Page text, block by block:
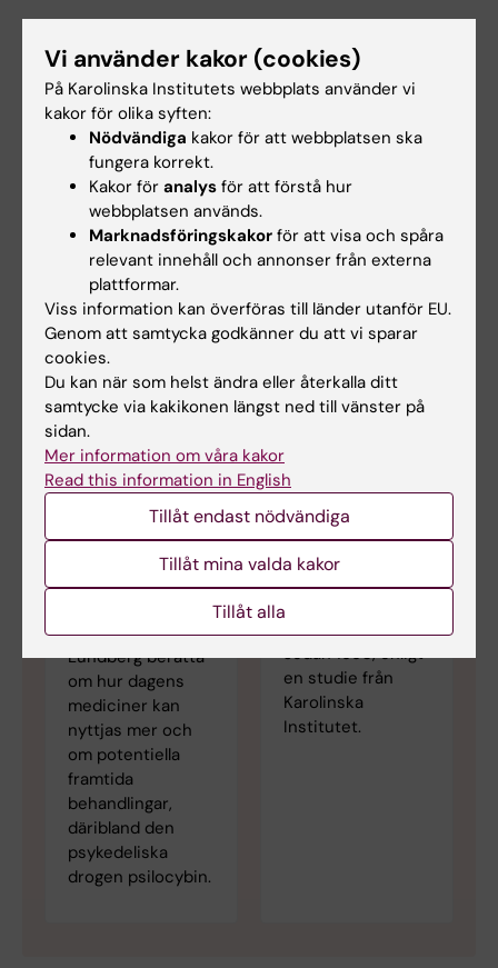
Lyssna viaSpotify
Läs entranskriberad versionav den långa
intervjun med Gabriel Sandblom.
Hur behandla
depression?
Vad som orsakar
depression är
ännu oklart och
behandlingar
hjälper långt ifrån
alla. Hör
professorn Johan
Lundberg berätta
om hur dagens
mediciner kan
nyttjas mer och
om potentiella
framtida
behandlingar,
däribland den
psykedeliska
drogen psilocybin.
Ökad citering av
Bob Dylan inom
Antalet
vetenskapliga
artiklar inom den
biomedicinska
forskningen som
sedan 1990, enligt
en studie från
Karolinska
Institutet.
Vi använder kakor (cookies)
På Karolinska Institutets webbplats använder vi
kakor för olika syften:
Nödvändiga kakor för att webbplatsen ska
fungera korrekt.
Kakor för analys för att förstå hur
webbplatsen används.
Marknadsföringskakor för att visa och spåra
relevant innehåll och annonser från externa
plattformar.
Viss information kan överföras till länder utanför EU.
Genom att samtycka godkänner du att vi sparar
cookies.
Du kan när som helst ändra eller återkalla ditt
samtycke via kakikonen längst ned till vänster på
sidan.
Mer information om våra kakor
Read this information in English
Tillåt endast nödvändiga
Tillåt mina valda kakor
Tillåt alla